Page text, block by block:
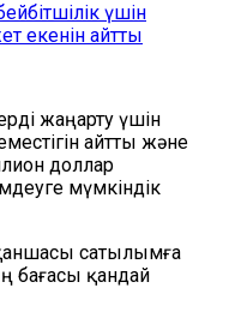
үшін
екенін айтты
жаңарту үшін
айтты және
доллар
мүмкіндік
қаншасы сатылымға
бағасы қандай